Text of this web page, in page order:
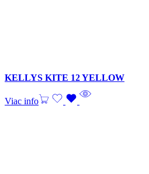
KELLYS KITE 12 YELLOW
Viac info